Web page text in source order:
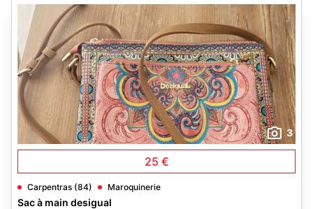
3
25 €
Carpentras (84) Maroquinerie
Sac à main desigual